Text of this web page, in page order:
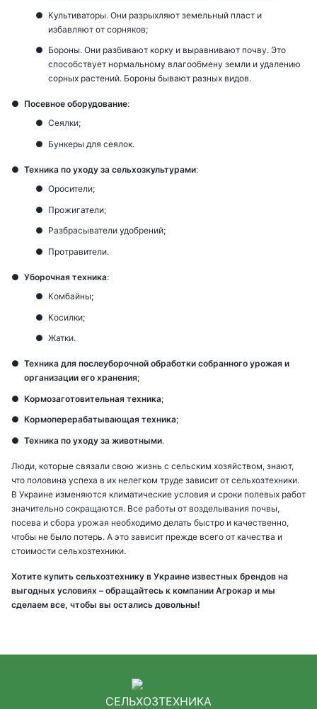
Культиваторы. Они разрыхляют земельный пласт и
избавляют от сорняков;
Бороны. Они разбивают корку и выравнивают почву. Это
способствует нормальному влагообмену земли и удалению
сорных растений. Бороны бывают разных видов.
Посевное оборудование:
Сеялки;
Бункеры для сеялок.
Техника по уходу за сельхозкультурами:
Оросители;
Прожигатели;
Разбрасыватели удобрений;
Протравители.
Уборочная техника:
Комбайны;
Косилки;
Жатки.
Техника для послеуборочной обработки собранного урожая и
организации его хранения;
Кормозаготовительная техника;
Кормоперерабатывающая техника;
Техника по уходу за животными.
Люди, которые связали свою жизнь с сельским хозяйством, знают,
что половина успеха в их нелегком труде зависит от сельхозтехники.
В Украине изменяются климатические условия и сроки полевых работ
значительно сокращаются. Все работы от возделывания почвы,
посева и сбора урожая необходимо делать быстро и качественно,
чтобы не было потерь. А это зависит прежде всего от качества и
стоимости сельхозтехники.
Хотите купить сельхозтехнику в Украине известных брендов на
выгодных условиях – обращайтесь к компании Агрокар и мы
сделаем все, чтобы вы остались довольны!
СЕЛЬХОЗТЕХНИКА